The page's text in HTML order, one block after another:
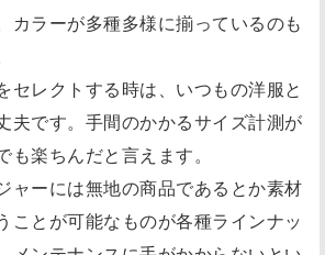
カラーが多種多様に揃っているのも
セレクトする時は、いつもの洋服と
夫です。手間のかかるサイズ計測が
楽ちんだと言えます。
ャーには無地の商品であるとか素材
ことが可能なものが各種ラインナッ